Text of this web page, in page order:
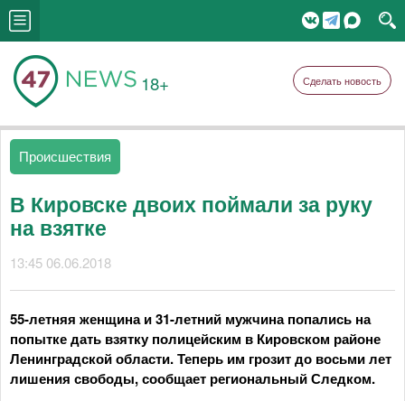
18+ Сделать новость
Происшествия
В Кировске двоих поймали за руку
на взятке
13:45 06.06.2018
55-летняя женщина и 31-летний мужчина попались на
попытке дать взятку полицейским в Кировском районе
Ленинградской области. Теперь им грозит до восьми лет
лишения свободы, сообщает региональный Следком.